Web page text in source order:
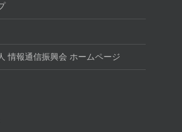
情報通信振興会 ホームページ